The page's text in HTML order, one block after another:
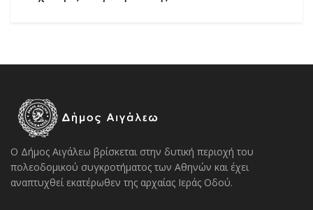
Ο Δήμος Αιγάλεω βρίσκεται στην δυτική περιοχή του
πολεοδομικού συγκροτήματος των Αθηνών και έχει
αναπτυχθεί εκατέρωθεν της αρχαίας Ιεράς Οδού.